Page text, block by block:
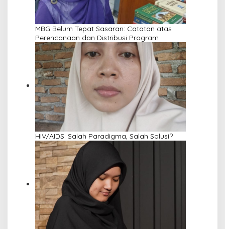
MBG Belum Tepat Sasaran: Catatan atas
Perencanaan dan Distribusi Program
HIV/AIDS: Salah Paradigma, Salah Solusi?